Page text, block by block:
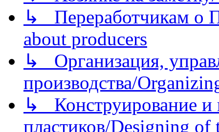
↳ Переработчикам о
about producers
↳ Организация,
производства/
↳ Конструирование и
пластиков/Designing of